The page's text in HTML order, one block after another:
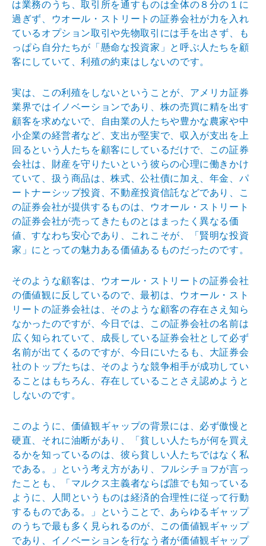
は業務のうち、取引所を通すものは全体の８分の１に
過ぎず、ウオール・ストリートの証券会社が力を入れ
ているオプション取引や先物取引には手を出さず、も
っぱら自分たちが「懸命な投資家」と呼ぶ人たちを顧
客にしていて、利殖の約束はしないのです。
実は、この利殖をしないということが、アメリカ証券
業界ではイノベーションであり、株の売買に精を出す
顧客を求めないで、自由業の人たちや豊かな農家や中
小企業の経営者など、支出が堅実で、収入が支出を上
回るという人たちを顧客にしているだけで、この証券
会社は、財産を守りたいという彼らの心理に働きかけ
ていて、扱う商品は、株式、公社債に加え、年金、パ
ートナーシップ投資、不動産投資信託などであり、こ
の証券会社が提供するものは、ウオール・ストリート
の証券会社が売ってきたものとはまったく異なる価
値、すなわち安心であり、これこそが、「賢明な投資
家」にとっての魅力ある価値あるものだったのです。
そのような顧客は、ウオール・ストリートの証券会社
の価値観に反しているので、最初は、ウオール・スト
リートの証券会社は、そのような顧客の存在さえ知ら
なかったのですが、今日では、この証券会社の名前は
広く知られていて、成長している証券会社として必ず
名前が出てくるのですが、今日にいたるも、大証券会
社のトップたちは、そのような競争相手が成功してい
ることはもちろん、存在していることさえ認めようと
しないのです。
このように、価値観ギャップの背景には、必ず傲慢と
硬直、それに油断があり、「貧しい人たちが何を買え
るかを知っているのは、彼ら貧しい人たちではなく私
である。」という考え方があり、フルシチョフが言っ
たことも、「マルクス主義者ならば誰でも知っている
ように、人間というものは経済的合理性に従って行動
するものである。」ということで、あらゆるギャップ
のうちで最も多く見られるのが、この価値観ギャップ
であり、イノベーションを行なう者が価値観ギャップ